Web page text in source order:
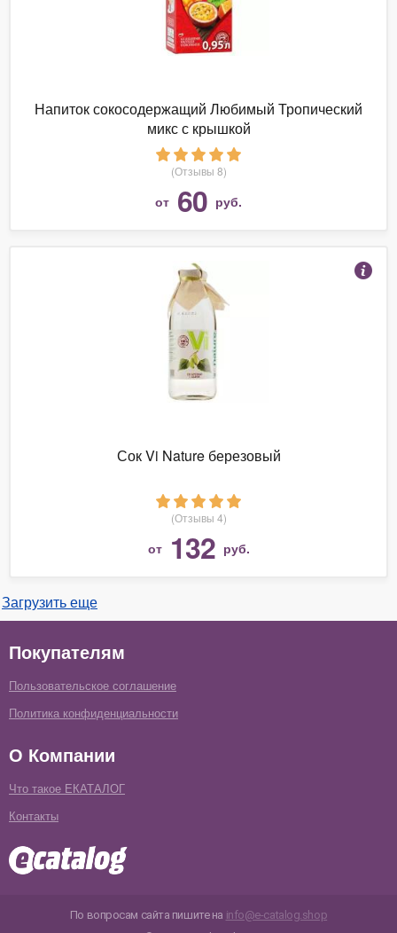
Напиток сокосодержащий Любимый Тропический
микс с крышкой
(Отзывы 8)
от 60 руб.
Сок Vi Nature березовый
(Отзывы 4)
от 132 руб.
Загрузить еще
Покупателям
Пользовательское соглашение
Политика конфиденциальности
О Компании
Что такое ЕКАТАЛОГ
Контакты
По вопросам сайта пишите на info@e-catalog.shop